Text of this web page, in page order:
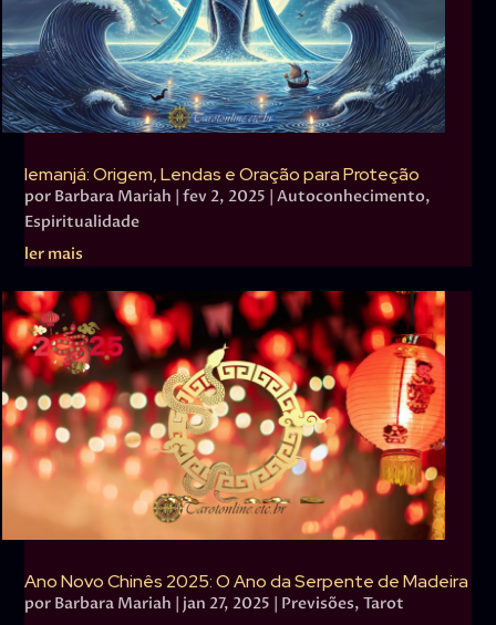
Iemanjá: Origem, Lendas e Oração para Proteção
por Barbara Mariah |fev 2, 2025 |Autoconhecimento,
Espiritualidade
ler mais
Ano Novo Chinês 2025: O Ano da Serpente de Madeira
por Barbara Mariah jan 27, 2025 Previsões,Tarot